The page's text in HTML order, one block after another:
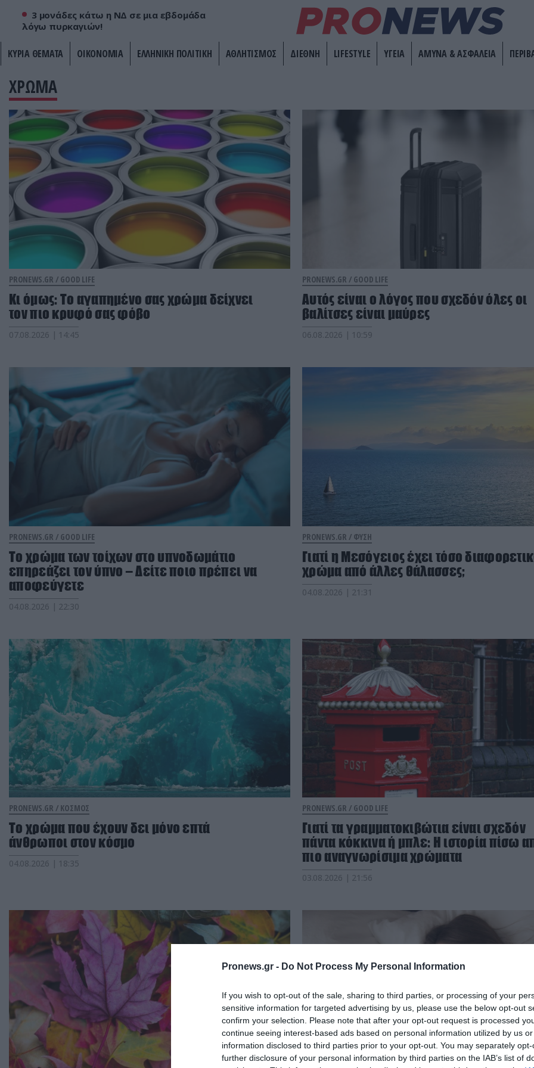
Pronews.gr - Do Not Process My Personal Information
If you wish to opt-out of the sale, sharing to third parties, or processing of your
sensitive information for targeted advertising by us, please use the below opt-out
confirm your selection. Please note that after your opt-out request is processed
continue seeing interest-based ads based on personal information utilized by us
information disclosed to third parties prior to your opt-out. You may separately
further disclosure of your personal information by third parties on the IAB’s list of
3 μονάδες κάτω η ΝΔ σε μια εβδομάδα
λόγω πυρκαγιών!
ΚΥΡΙΑ ΘΕΜΑΤΑ ΟΙΚΟΝΟΜΙΑ ΕΛΛΗΝΙΚΗ ΠΟΛΙΤΙΚΗ ΑΘΛΗΤΙΣΜΟΣ ΔΙΕΘΝΗ LIFESTYLE ΥΓΕΙΑ ΑΜΥΝΑ & ΑΣΦΑΛΕΙΑ
ΧΡΩΜΑ
PRONEWS.GR / GOOD LIFE
Κι όμως: Το αγαπημένο σας χρώμα δείχνει
τον πιο κρυφό σας φόβο
07.08.2026 | 14:45
PRONEWS.GR / GOOD LIFE
Αυτός είναι ο λόγος που σχεδόν όλες οι
βαλίτσες είναι μαύρες
06.08.2026 | 10:59
PRONEWS.GR / GOOD LIFE
Το χρώμα των τοίχων στο υπνοδωμάτιο
επηρεάζει τον ύπνο – Δείτε ποιο πρέπει να
αποφεύγετε
04.08.2026 | 22:30
PRONEWS.GR / ΦΥΣΗ
Γιατί η Μεσόγειος έχει τόσο
χρώμα από άλλες θάλασσες;
04.08.2026 | 21:31
PRONEWS.GR / ΚΟΣΜΟΣ
Το χρώμα που έχουν δει μόνο επτά
άνθρωποι στον κόσμο
04.08.2026 | 18:35
PRONEWS.GR / GOOD LIFE
Γιατί τα γραμματοκιβώτια είναι σχεδόν
πάντα κόκκινα ή μπλε: Η ιστορία πίσω
πιο αναγνωρίσιμα χρώματα
03.08.2026 | 21:56